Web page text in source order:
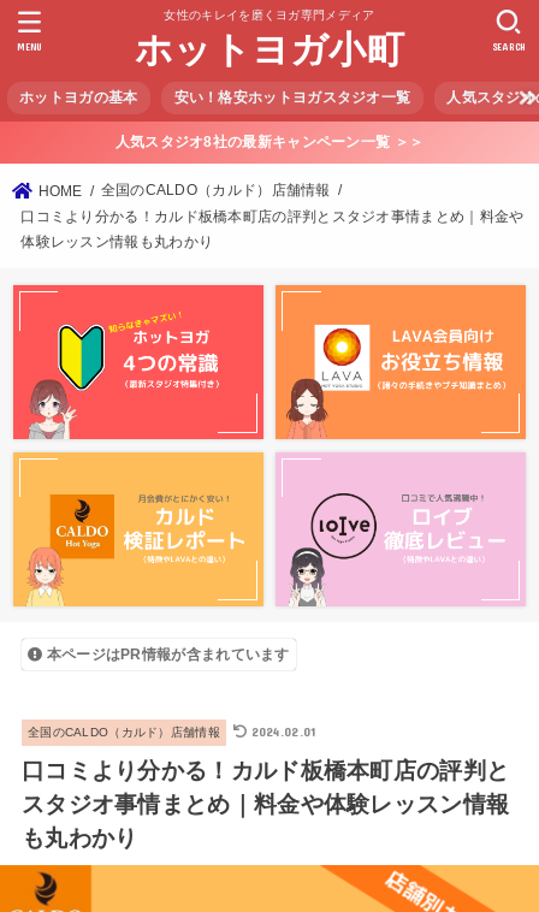
女性のキレイを磨くヨガ専門メディア
ホットヨガ小町
ホットヨガの基本 安い！格安ホットヨガスタジオ一覧 人気スタジ
SEARCH
MENU
人気スタジオ8社の最新キャンペーン一覧 ＞＞
HOME
全国のCALDO（カルド）店舗情報
口コミより分かる！カルド板橋本町店の評判とスタジオ事情まとめ｜料金や
体験レッスン情報も丸わかり
本ページはPR情報が含まれています
全国のCALDO（カルド）店舗情報 2024.02.01
口コミより分かる！カルド板橋本町店の評判と
スタジオ事情まとめ｜料金や体験レッスン情報
も丸わかり